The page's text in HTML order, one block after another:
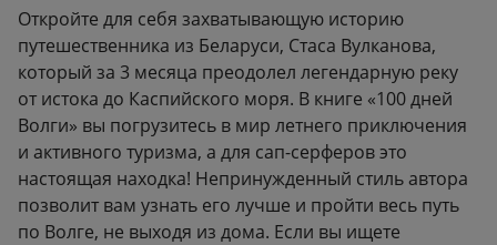
Откройте для себя захватывающую историю
путешественника из Беларуси, Стаса Вулканова,
который за 3 месяца преодолел легендарную реку
от истока до Каспийского моря. В книге «100 дней
Волги» вы погрузитесь в мир летнего приключения
и активного туризма, а для сап-серферов это
настоящая находка! Непринужденный стиль автора
позволит вам узнать его лучше и пройти весь путь
по Волге, не выходя из дома. Если вы ищете